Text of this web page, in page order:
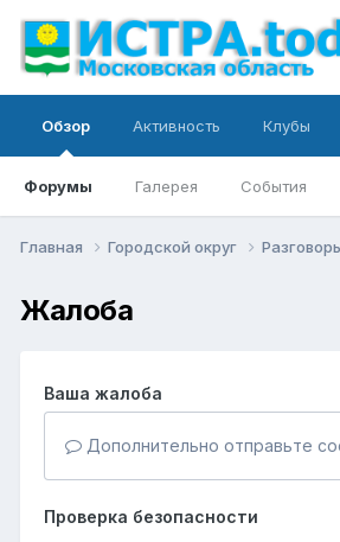
Обзор
Форумы Галерея События
Активность Клубы
Главная Городской округ
Жалоба
Ваша жалоба
Дополнительно отправьте
Проверка безопасности